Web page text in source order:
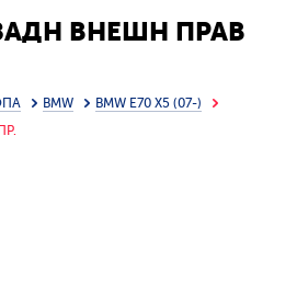
ВНЕШН ПРАВ
BMW
BMW E70 X5 (07-)